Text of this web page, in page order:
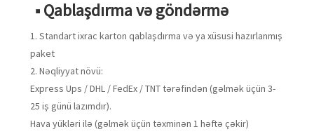
■ Qablaşdırma və göndərmə
1. Standart ixrac karton qablaşdırma və ya xüsusi hazırlanmış
paket
2. Nəqliyyat növü:
Express Ups / DHL / FedEx / TNT tərəfindən (gəlmək üçün 3-
25 iş günü lazımdır).
Hava yükləri ilə (gəlmək üçün təxminən 1 həftə çəkir)